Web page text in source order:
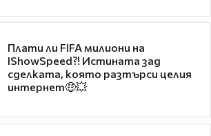
Плати ли FIFA милиони на
IShowSpeed?! Истината зад
сделката, която разтърси целия
интернет🤑💥